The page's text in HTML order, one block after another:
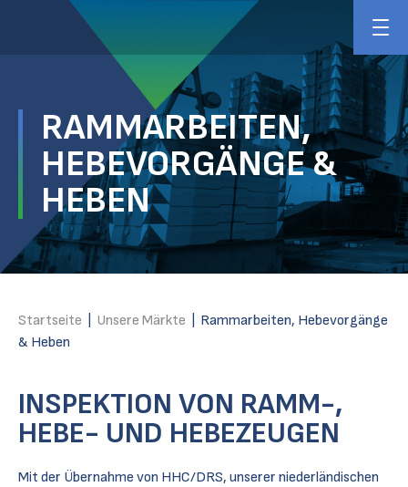
RAMMARBEITEN,
HEBEVORGÄNGE &
HEBEN
Startseite Unsere Märkte
Rammarbeiten, Hebevorgänge
& Heben
INSPEKTION VON RAMM-,
HEBE- UND HEBEZEUGEN
Mit der Übernahme von HHC/DRS, unserer niederländischen